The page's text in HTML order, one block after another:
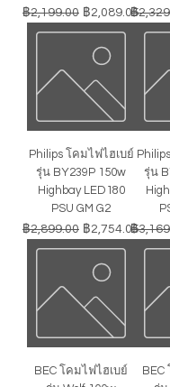
ราคาปกติ
฿2,199.00 ราคาขายลด
฿2,089.05ราคาป
฿
Philips โคมไฟไฮเบย์
รุ่น BY239P 150w
Highbay LED180
PSU GM G2
ราคาปกติ
฿2,899.00 ราคาขายลด
฿2,754.05
รุ่น
ราคาป
฿
BEC โคมไฟไฮเบย์
BEC